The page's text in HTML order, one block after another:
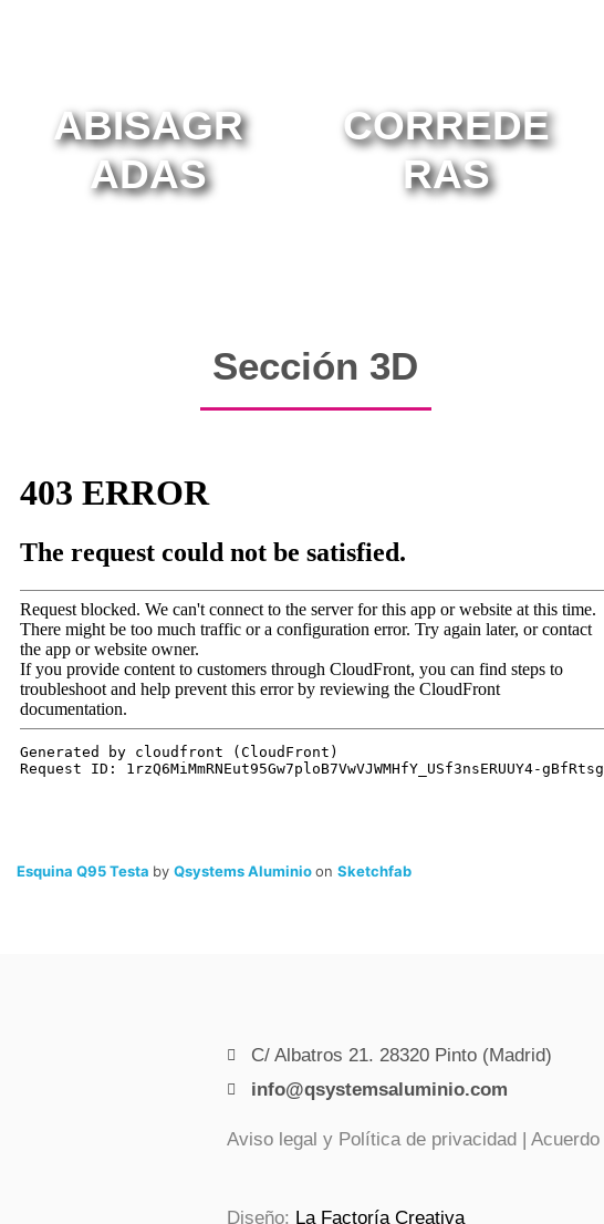
ABISAGR
ADAS
CORREDE
RAS
Sección 3D
Esquina Q95 Testa by Qsystems Aluminioon Sketchfab
C/ Albatros 21. 28320 Pinto (Madrid)
info@qsystemsaluminio.com
Aviso legal y Política de privacidad
Diseño: La Factoría Creativa